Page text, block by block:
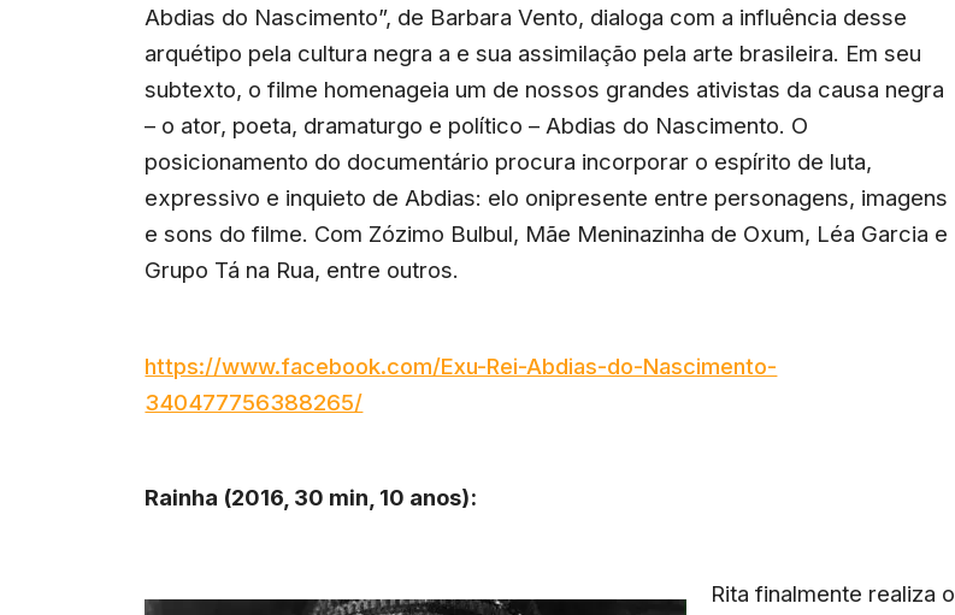
Abdias do Nascimento”, de Barbara Vento, dialoga com a influência desse
arquétipo pela cultura negra a e sua assimilação pela arte brasileira. Em seu
subtexto, o filme homenageia um de nossos grandes ativistas da causa negra
– o ator, poeta, dramaturgo e político – Abdias do Nascimento. O
posicionamento do documentário procura incorporar o espírito de luta,
expressivo e inquieto de Abdias: elo onipresente entre personagens, imagens
e sons do filme. Com Zózimo Bulbul, Mãe Meninazinha de Oxum, Léa Garcia e
Grupo Tá na Rua, entre outros.
https://www.facebook.com/Exu-Rei-Abdias-do-Nascimento-
340477756388265/
Rainha (2016, 30 min, 10 anos):
Rita finalmente realiza o